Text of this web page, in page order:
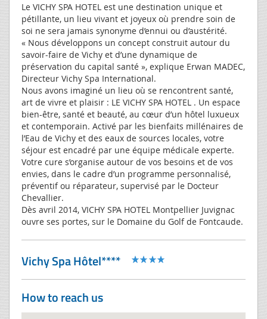
Le VICHY SPA HOTEL est une destination unique et
pétillante, un lieu vivant et joyeux où prendre soin de
soi ne sera jamais synonyme d’ennui ou d’austérité.
« Nous développons un concept construit autour du
savoir-faire de Vichy et d’une dynamique de
préservation du capital santé », explique Erwan MADEC,
Directeur Vichy Spa International.
Nous avons imaginé un lieu où se rencontrent santé,
art de vivre et plaisir : LE VICHY SPA HOTEL . Un espace
bien-être, santé et beauté, au cœur d’un hôtel luxueux
et contemporain. Activé par les bienfaits millénaires de
l’Eau de Vichy et des eaux de sources locales, votre
séjour est encadré par une équipe médicale experte.
Votre cure s’organise autour de vos besoins et de vos
envies, dans le cadre d’un programme personnalisé,
préventif ou réparateur, supervisé par le Docteur
Chevallier.
Dès avril 2014, VICHY SPA HOTEL Montpellier Juvignac
ouvre ses portes, sur le Domaine du Golf de Fontcaude.
Vichy Spa Hôtel****
How to reach us